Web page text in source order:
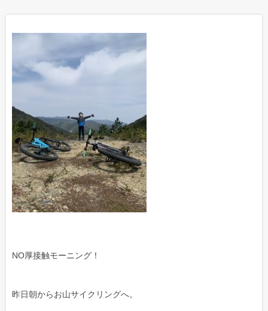
NO厚接触モーニング！
昨日朝からお山サイクリングへ。